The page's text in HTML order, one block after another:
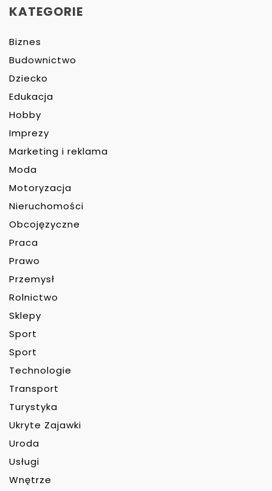
KATEGORIE
Biznes
Budownictwo
Dziecko
Edukacja
Hobby
Imprezy
Marketing i reklama
Moda
Motoryzacja
Nieruchomości
Obcojęzyczne
Praca
Prawo
Przemysł
Rolnictwo
Sklepy
Sport
Sport
Technologie
Transport
Turystyka
Ukryte Zajawki
Uroda
Usługi
Wnętrze